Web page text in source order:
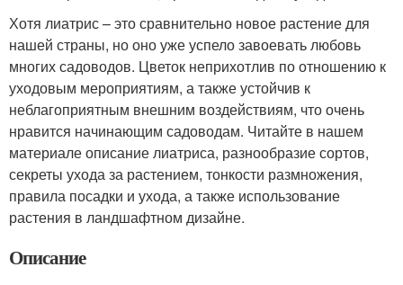
Хотя лиатрис – это сравнительно новое растение для
нашей страны, но оно уже успело завоевать любовь
многих садоводов. Цветок неприхотлив по отношению к
уходовым мероприятиям, а также устойчив к
неблагоприятным внешним воздействиям, что очень
нравится начинающим садоводам. Читайте в нашем
материале описание лиатриса, разнообразие сортов,
секреты ухода за растением, тонкости размножения,
правила посадки и ухода, а также использование
растения в ландшафтном дизайне.
Описание